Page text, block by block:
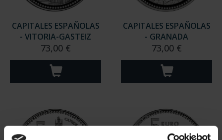
CAPITALES ESPAÑOLAS
- VITORIA-GASTEIZ
73,00 €
CAPITALES ESPAÑOLAS
- GRANADA
73,00 €